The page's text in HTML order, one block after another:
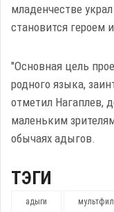
младенчестве
становится героем
"Основная цель
родного языка,
отметил Нагаплев,
маленьким
обычаях адыгов.
ТЭГИ
адыги